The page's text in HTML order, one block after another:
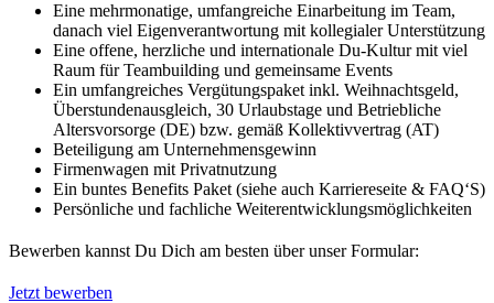
Eine mehrmonatige, umfangreiche Einarbeitung im Team,
danach viel Eigenverantwortung mit kollegialer Unterstützung
Eine offene, herzliche und internationale Du-Kultur mit viel
Raum für Teambuilding und gemeinsame Events
Ein umfangreiches Vergütungspaket inkl. Weihnachtsgeld,
Überstundenausgleich, 30 Urlaubstage und Betriebliche
Altersvorsorge (DE) bzw. gemäß Kollektivvertrag (AT)
Beteiligung am Unternehmensgewinn
Firmenwagen mit Privatnutzung
Ein buntes Benefits Paket (siehe auch Karriereseite & FAQ‘S)
Persönliche und fachliche Weiterentwicklungsmöglichkeiten
Bewerben kannst Du Dich am besten über unser Formular:
Jetzt bewerben